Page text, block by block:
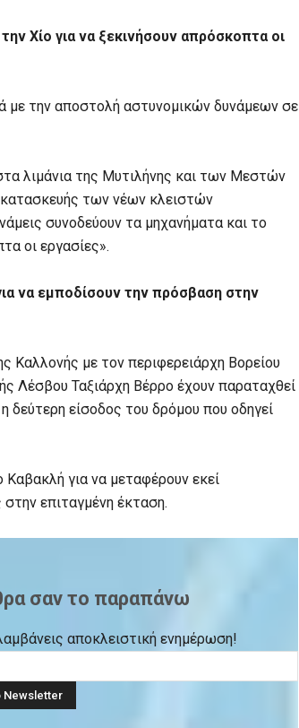
Χίο για να ξεκινήσουν απρόσκοπτα οι
με την αποστολή αστυνομικών δυνάμεων σε
λιμάνια της Μυτιλήνης και των Μεστών
κατασκευής των νέων κλειστών
συνοδεύουν τα μηχανήματα και το
οι εργασίες».
να εμποδίσουν την πρόσβαση στην
Καλλονής με τον περιφερειάρχη Βορείου
Λέσβου Ταξιάρχη Βέρρο έχουν παραταχθεί
δεύτερη είσοδος του δρόμου που οδηγεί
για να μεταφέρουν εκεί
επιταγμένη έκταση.
σαν το παραπάνω
αποκλειστική ενημέρωση!